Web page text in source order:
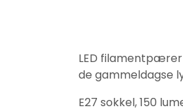
LED
de gammeldagse
E27 sokkel, 150